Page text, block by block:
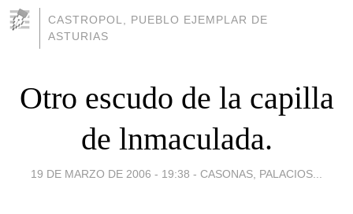
CASTROPOL, PUEBLO EJEMPLAR DE
ASTURIAS
Otro escudo de la capilla
de lnmaculada.
19 DE MARZO DE 2006 - 19:38 - CASONAS, PALACIOS...